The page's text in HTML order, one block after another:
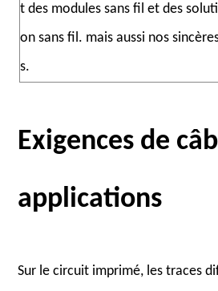
t des modules sans fil et des
on sans fil. mais aussi nos
s.
Exigences de
applications
Sur le circuit imprimé, les traces